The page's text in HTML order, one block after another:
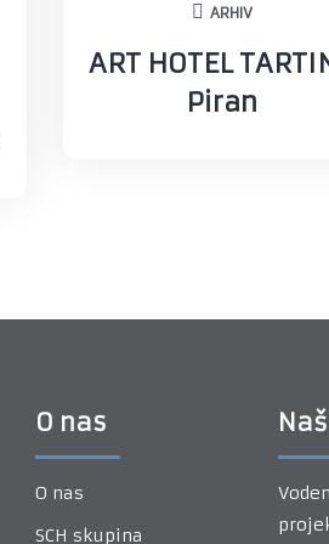
ARHIV
ART HOTEL
Piran
O nas
O nas
SCH skupina